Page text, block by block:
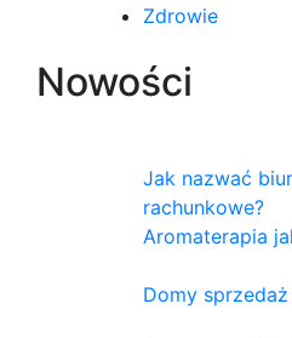
Zdrowie
Nowości
Jak nazwać
rachunkowe?
Aromaterapia
Domy